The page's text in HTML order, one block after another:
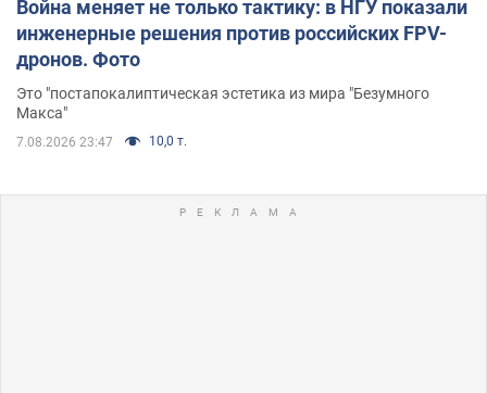
Война меняет не только тактику: в НГУ показали
инженерные решения против российских FPV-
дронов. Фото
Это "постапокалиптическая эстетика из мира "Безумного
Макса"
7.08.2026 23:47 10,0 т.